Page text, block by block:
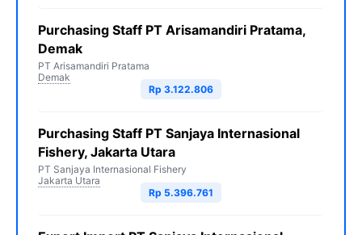
Purchasing Staff PT Arisamandiri Pratama,
Demak
PT Arisamandiri Pratama
Demak
Rp 3.122.806
Purchasing Staff PT Sanjaya Internasional
Fishery, Jakarta Utara
PT Sanjaya Internasional Fishery
Jakarta Utara
Rp 5.396.761